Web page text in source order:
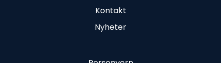
Kontakt
Nyheter